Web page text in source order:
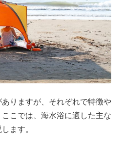
りますが、それぞれで特徴や
こでは、海水浴に適した主な
ます。